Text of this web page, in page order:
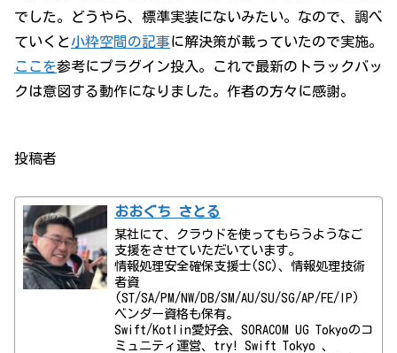
でした。どうやら、標準実装にないみたい。なので、調べ
ていくと小粋空間の記事に解決策が載っていたので実施。
ここを参考にプラグイン投入。これで最新のトラックバッ
クは意図する動作になりました。作者の方々に感謝。
投稿者
おおぐち さとる
某社にて、クラウドを使ってもらうようなご
支援をさせていただいています。
情報処理安全確保支援士(SC)、情報処理技術
者資
(ST/SA/PM/NW/DB/SM/AU/SU/SG/AP/FE/IP)
ベンダー資格も保有。
Swift/Kotlin愛好会、SORACOM UG Tokyoのコ
ミュニティ運営、try! Swift Tokyo 、